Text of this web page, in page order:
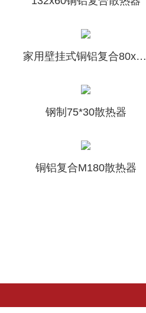
家用壁挂式铜铝复合80x80双剑暖气片供应
钢制75*30散热器
铜铝复合M180散热器